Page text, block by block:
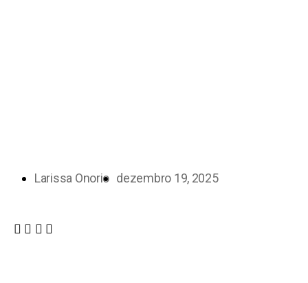
Larissa Onorio dezembro 19, 2025